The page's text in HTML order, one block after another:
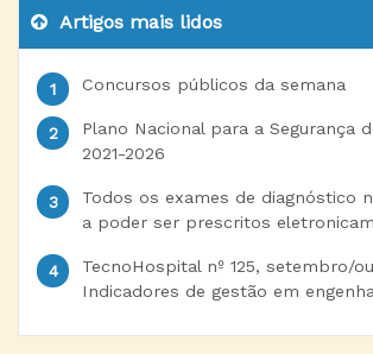
Artigos mais lidos
Concursos públicos da semana
Plano Nacional para a Segurança
2021-2026
Todos os exames de diagnóstico
a poder ser prescritos
TecnoHospital nº 125, setembro/
Indicadores de gestão em